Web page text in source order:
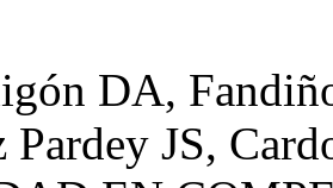
DA,
Pardey JS,